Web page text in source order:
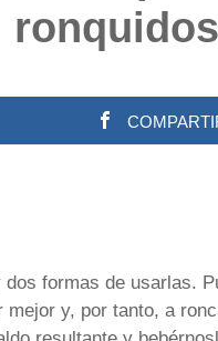
ronquidos
formas de usarlas.
y, por tanto, a